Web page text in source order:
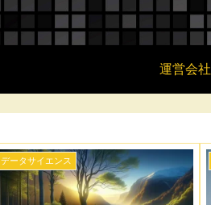
運営会社
データサイエンス